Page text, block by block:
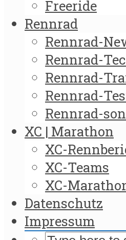
Freeride
Rennrad
Rennrad-
Rennrad-
Rennrad-
Rennrad-
Rennrad-
XC | Marathon
XC-
XC-Teams
XC-
Datenschutz
Impressum